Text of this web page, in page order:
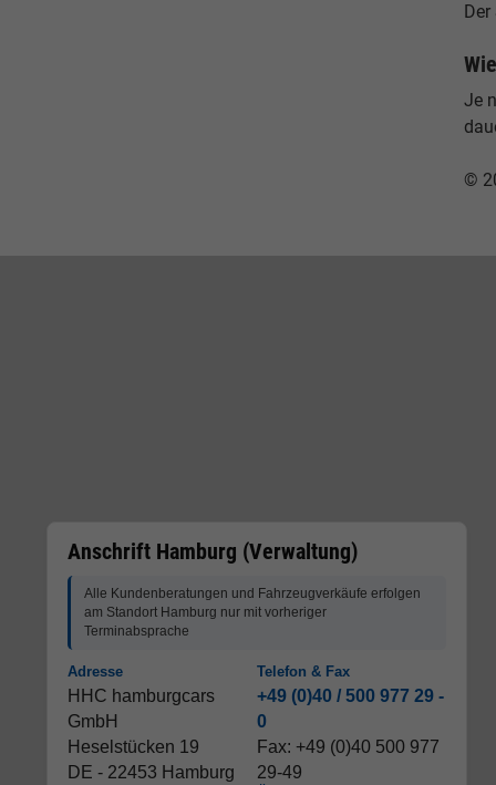
Je
©
Anschrift Hamburg (Verwaltung)
Alle Kundenberatungen und Fahrzeugverkäufe erfolgen
am Standort Hamburg nur mit vorheriger
Terminabsprache
Adresse
HHC hamburgcars
GmbH
Heselstücken 19
DE - 22453 Hamburg
Telefon & Fax
+49 (0)40 / 500 977 29 -
0
Fax: +49 (0)40 500 977
29-49